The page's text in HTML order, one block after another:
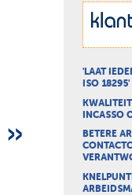
'LAAT
ISO 18295'
INCASSO
BETERE